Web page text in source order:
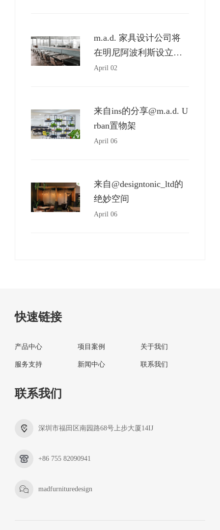
m.a.d. 家具设计公司将
在明尼阿波利斯设立北
美总部
April 02
来自ins的分享@m.a.d. U
rban置物架
April 06
来自@designtonic_ltd的
绝妙空间
April 06
快速链接
产品中心 项目案例 关于我们
服务支持 新闻中心 联系我们
联系我们
深圳市福田区南园路68号上步大厦14IJ
+86 755 82090941
madfurnituredesign